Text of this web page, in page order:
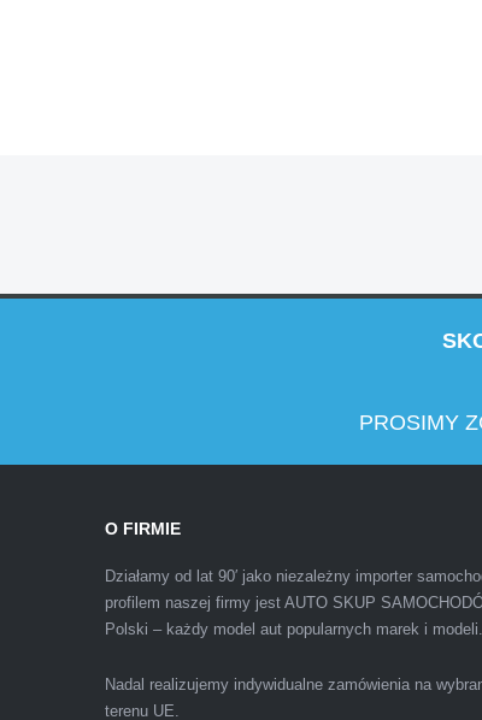
chcecie natknac sie na spaslych
wiedziałem, że sprzedaż samochodu
PROSIMY
O FIRMIE
Działamy od lat 90′ jako niezależny importer
profilem naszej firmy jest AUTO SKUP
Polski – każdy model aut popularnych marek i modeli.
Nadal realizujemy indywidualne zamówienia na
terenu UE.